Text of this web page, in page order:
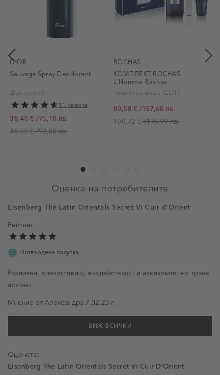
DIOR
Sauvage Spray Deodorant
Део спрей
11 ревюта
Промо цена
38,40 € /75,10 лв.
48,00 €/93,88 лв.
ROCHAS
КОМПЛЕКТ ROCHAS
L`Homme Rochas
Тоалетна вода (EDT)
Промо цена
80,58 € /157,60 лв.
100,72 €/196,99 лв.
Оценка на потребителите
Eisenberg Thé Latin Orientals Secret Vi Cuir d'Orient
Рейтинг
Потвърдена покупка
Различен, впечатляващ, въздействащ - и изключително траен
аромат.
Мнение от Александра 7 февруари 2023 г.
7.02.23 г.
ВИЖ ВСИЧКИ
Оценете:
Eisenberg The Latin Orientals Secret Vi Cuir D’Orient